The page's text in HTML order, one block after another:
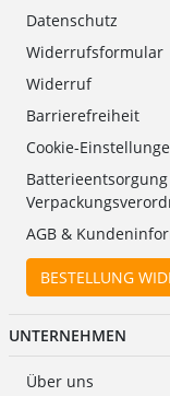
Datenschutz
Widerrufsformular
Widerruf
Barrierefreiheit
Cookie-
AGB &
BESTELLUNG
UNTERNEHMEN
Über uns